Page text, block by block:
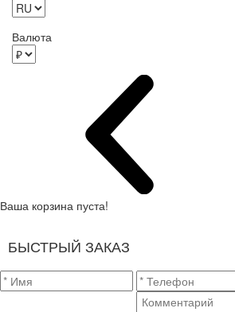
Валюта
Ваша корзина пуста!
БЫСТРЫЙ ЗАКАЗ